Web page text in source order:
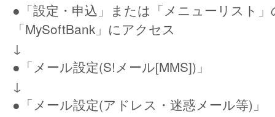
●「設定・申込」または「メニューリスト
「MySoftBank」にアクセス
↓
●「メール設定(S!メール[MMS])」
↓
●「メール設定(アドレス・迷惑メール等)」